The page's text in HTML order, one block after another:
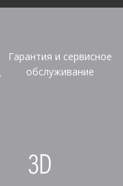
Гарантия и сервисное
обслуживание